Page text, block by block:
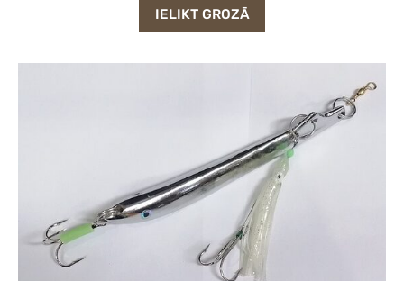
IELIKT GROZĀ